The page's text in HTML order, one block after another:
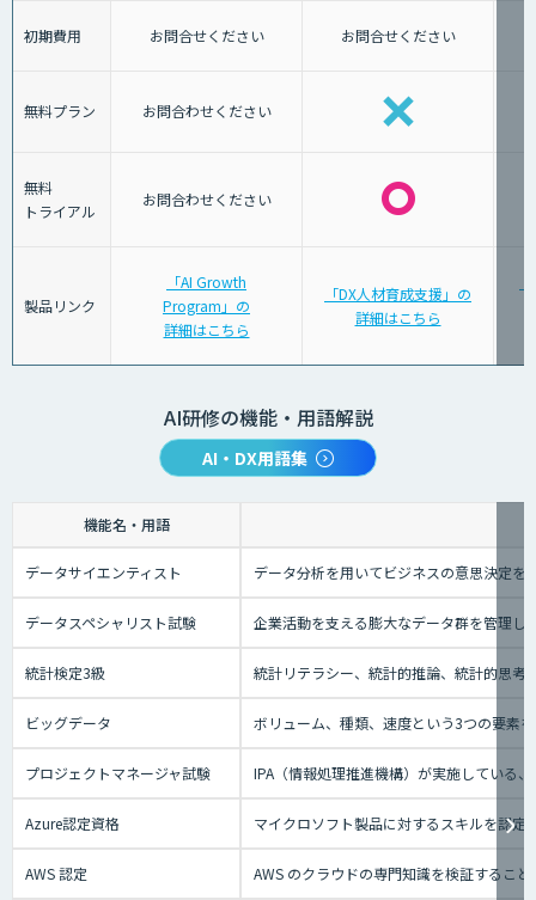
初期費用 お問合せください お問合せください
無料プラン お問合わせください
無料
トライアル
お問合わせください
製品リンク
「AI Growth
Program」の
詳細はこちら
「DX人材育成支援」の
詳細はこちら
AI研修の機能・用語解説
AI・DX用語集
機能名・用語
データサイエンティスト データ分析を用いてビジネスの意思決定
データスペシャリスト試験 企業活動を支える膨大なデータ群を管理し
統計検定3級 統計リテラシー、統計的推論、統計的思考
ビッグデータ ボリューム、種類、速度という3つの要素
プロジェクトマネージャ試験 IPA（情報処理推進機構）が実施している
Azure認定資格 マイクロソフト製品に対するスキルを認
AWS 認定 AWS のクラウドの専門知識を検証するこ